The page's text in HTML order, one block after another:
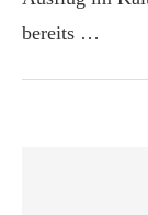
bereits …